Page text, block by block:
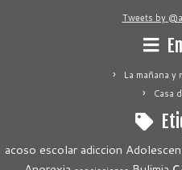
Tweets by
La mañana y
Casa
acoso escolar adiccion